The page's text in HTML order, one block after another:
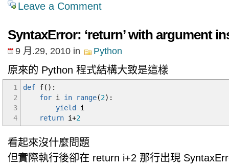
Leave a Comment
SyntaxError: ‘return’ with argument
9 月.29, 2010 in Python
原來的 Python 程式結構大致是這樣
1
2
3
4
def f( ) :
for i in range(2) :
yield
i
return i+2
看起來沒什麼問題
但實際執行後卻在 return i+2 那行出現